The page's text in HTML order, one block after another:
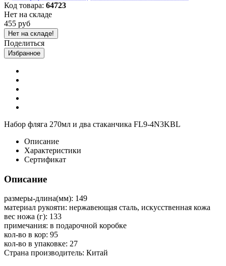
Код товара: 64723
Нет на складе
455 руб
Нет на складе!
Поделиться
Избранное
Набор фляга 270мл и два стаканчика FL9-4N3KBL
Описание
Характеристики
Сертификат
Описание
размеры-длина(мм): 149
материал рукояти: нержавеющая сталь, искусственная кожа
вес ножа (г): 133
примечания: в подарочной коробке
кол-во в кор: 95
кол-во в упаковке: 27
Страна производитель: Китай